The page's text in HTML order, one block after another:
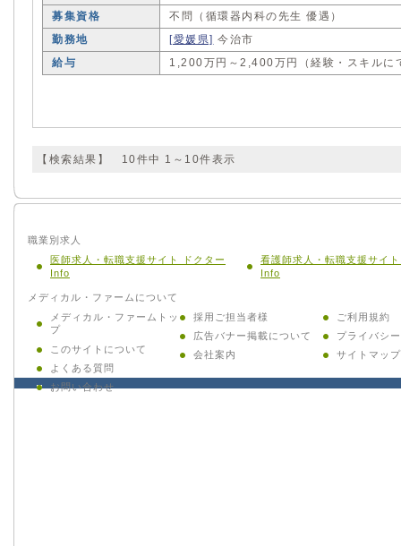
募集資格
不問（循環器内科の先生 優遇）
勤務地
[愛媛県] 今治市
給与
1,200万円～2,400万円（経験・スキルに
【検索結果】 10件中 1～10件表示
職業別求人
医師求人・転職支援サイト ドクター
Info
看護師求人・転職支援サイ
Info
メディカル・ファームについて
メディカル・ファームトッ
プ
このサイトについて
よくある質問
お問い合わせ
採用ご担当者様
広告バナー掲載について
会社案内
ご利用規約
プライバシ
サイトマップ